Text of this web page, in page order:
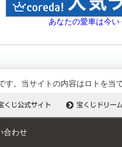
あなたの愛車は今
す。当サイトの内容はロトを
合わせ